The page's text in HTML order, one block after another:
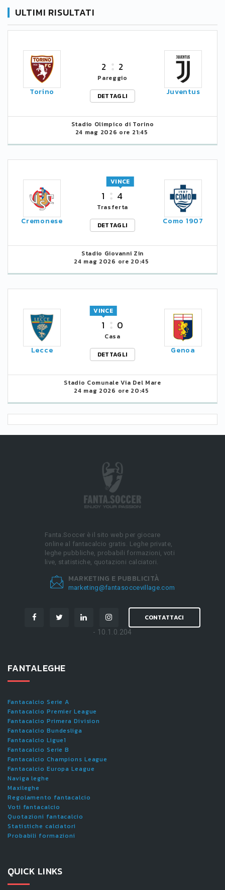
ULTIMI RISULTATI
Torino
2 2
Pareggio
DETTAGLI
Juventus
Stadio Olimpico di Torino
24 mag 2026 ore 21:45
Cremonese
1 4
VINCE
Trasferta
DETTAGLI
Como 1907
Stadio Giovanni Zin
24 mag 2026 ore 20:45
Lecce
1
VINCE
0
Casa
DETTAGLI
Genoa
Stadio Comunale Via Del Mare
24 mag 2026 ore 20:45
Fanta.Soccer è il sito web per giocare
online al fantacalcio gratis. Leghe private,
leghe pubbliche, probabili formazioni, voti
live, statistiche, quotazioni calciatori.
MARKETING E PUBBLICITÀ
marketing@fantasoccevillage.com
CONTATTACI
- 10.1.0.204
FANTALEGHE
Fantacalcio Serie A
Fantacalcio Premier League
Fantacalcio Primera Division
Fantacalcio Bundesliga
Fantacalcio Ligue1
Fantacalcio Serie B
Fantacalcio Champions League
Fantacalcio Europa League
Naviga leghe
Maxileghe
Regolamento fantacalcio
Voti fantacalcio
Quotazioni fantacalcio
Statistiche calciatori
Probabili formazioni
QUICK LINKS